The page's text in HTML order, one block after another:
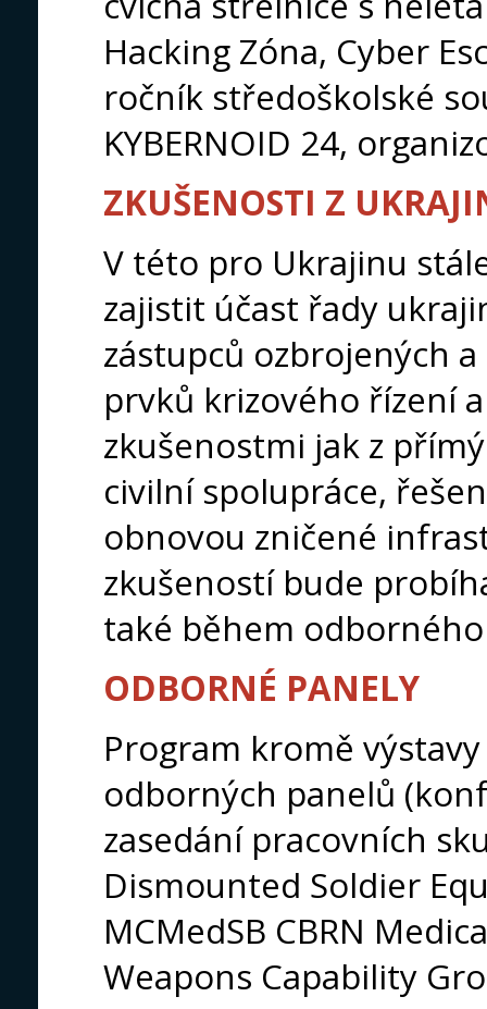
Hacking Zóna, Cyber
ročník středoškolské
KYBERNOID 24,
ZKUŠENOSTI Z
V této pro Ukrajinu
zajistit účast řady
zástupců ozbrojených
prvků krizového řízení
zkušenostmi jak z
civilní spolupráce,
obnovou zničené
zkušeností bude
také během
ODBORNÉ PANELY
Program kromě
odborných panelů
zasedání pracovních
Dismounted Soldier
MCMedSB CBRN
Weapons Capability